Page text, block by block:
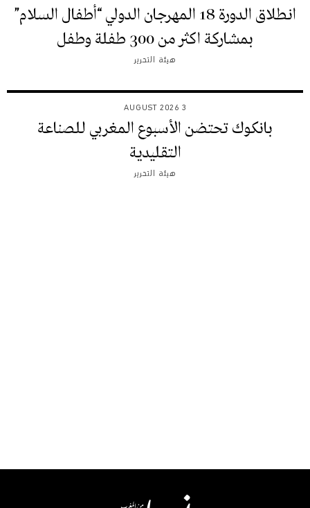
انطلاق الدورة 18 المهرجان الدولي “أطفال السلام”
بمشاركة اكثر من 300 طفلة وطفل
هيئة التحرير
3 AUGUST 2026
بانكوك تحتضن الأسبوع المغربي للصناعة
التقليدية
هيئة التحرير